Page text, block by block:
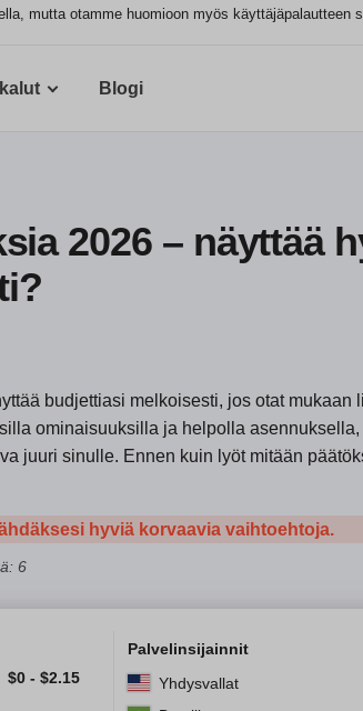
mutta otamme huomioon myös
Blogi
2026 – näyttää
budjettiasi melkoisesti, jos otat mukaan
ominaisuuksilla ja helpolla asennuksella,
juuri sinulle. Ennen kuin lyöt mitään
hyviä korvaavia vaihtoehtoja.
6
$0 - $2.15
Palvelinsijainnit
Yhdysvallat